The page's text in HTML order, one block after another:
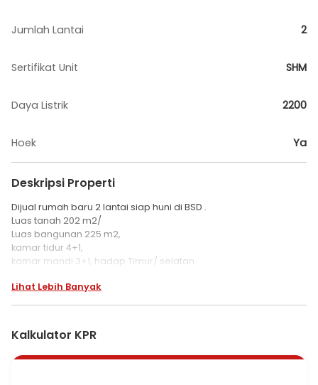
Jumlah Lantai 2
Sertifikat Unit SHM
Daya Listrik 2200
Hoek Ya
Deskripsi Properti
Dijual rumah baru 2 lantai siap huni di BSD .
Luas tanah 202 m2/
Luas bangunan 225 m2,
kamar tidur 4+1,
kamar mandi 3+1, hadap Timur/ selatan
dapur sdh dapat kompor tanam, bonus exhaust Lantai granite
Harga : 4.850.000.000 nego.
minat segera hubungi wg:
Lihat Lebih Banyak
Kalkulator KPR